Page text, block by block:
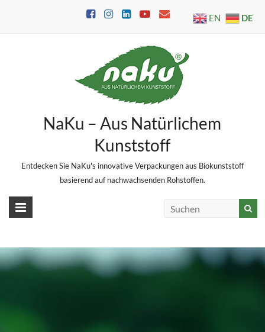
NaKu – Aus Natürlichem
Kunststoff
Entdecken Sie NaKu's innovative Verpackungen aus Biokunststoff
basierend auf nachwachsenden Rohstoffen.
EN DE